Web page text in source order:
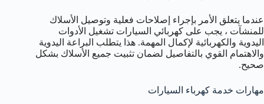
عندما يتعلق الأمر بإجراء إصلاحات فعلية وتوصيل الأسلاك
للمنشآت ، يجب على كهربائي السيارات تشغيل الأدوات
اليدوية والكهربائية لإكمال المهمة. هذا يتطلب البراعة اليدوية
والاهتمام القوي بالتفاصيل لضمان تثبيت جميع الأسلاك بشكل
صحيح.
مهارات خدمة كهرباء السيارات